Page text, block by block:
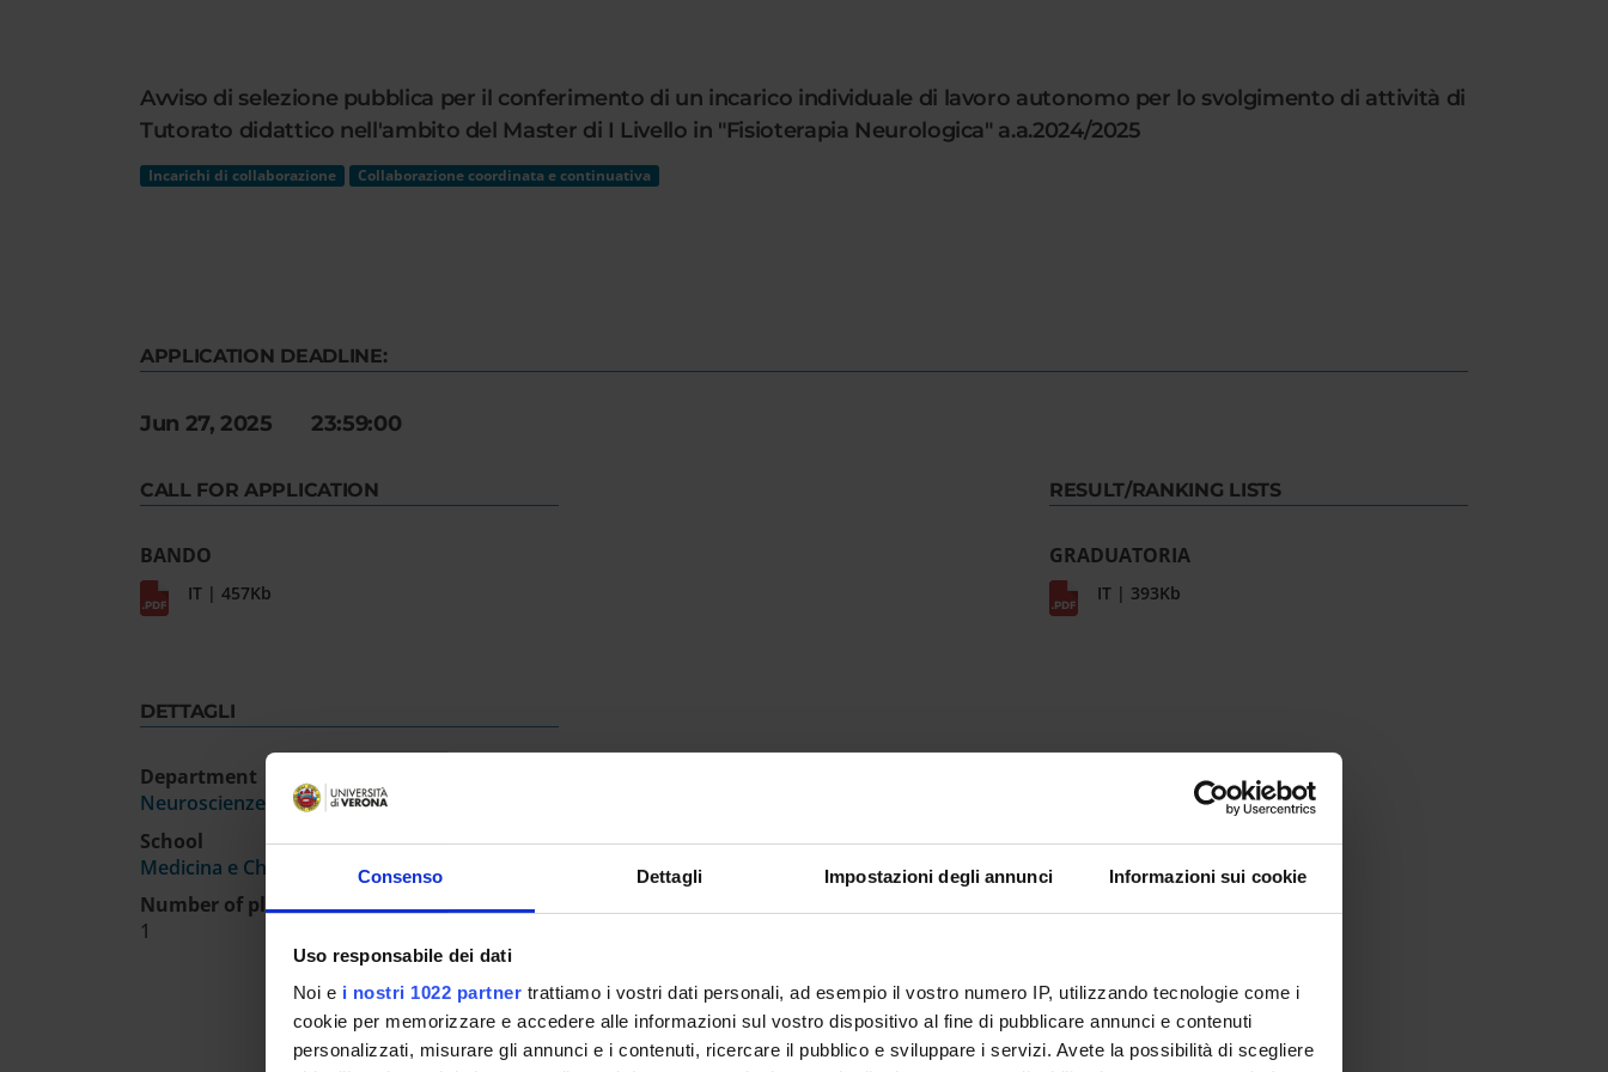
Consenso Dettagli Impostazioni degli annunci Informazioni sui cookie
Uso responsabile dei dati
Noi e i nostri 1022 partner trattiamo i vostri dati personali, ad esempio il vostro numero IP, utilizzando tecnologie come i
cookie per memorizzare e accedere alle informazioni sul vostro dispositivo al fine di pubblicare annunci e contenuti
personalizzati, misurare gli annunci e i contenuti, ricercare il pubblico e sviluppare i servizi. Avete la possibilità di scegliere
Avviso di selezione pubblica per il conferimento di un incarico individuale di lavoro autonomo per lo svolgimento di attività di
Tutorato didattico nell'ambito del Master di I Livello in "Fisioterapia Neurologica" a.a.2024/2025
Incarichi di collaborazione Collaborazione coordinata e continuativa
APPLICATION DEADLINE:
Jun 27, 2025 23:59:00
CALL FOR APPLICATION
BANDO
IT | 457Kb
DETTAGLI
Department
Neuroscienze, Biomedicina e Movimento
School
Medicina e Chirurgia
Number of places
1
RESULT/RANKING LISTS
GRADUATORIA
IT | 393Kb